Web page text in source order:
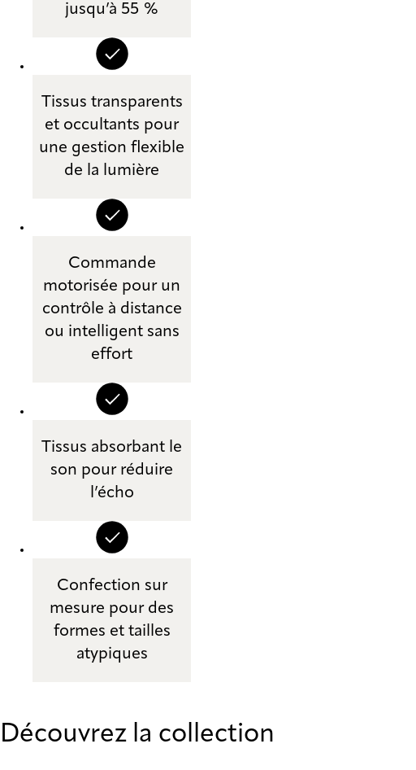
jusqu’à 55 %
Tissus transparents
et occultants pour
une gestion flexible
de la lumière
Commande
motorisée pour un
contrôle à distance
ou intelligent sans
effort
Tissus absorbant le
son pour réduire
l’écho
Confection sur
mesure pour des
formes et tailles
atypiques
Découvrez la collection